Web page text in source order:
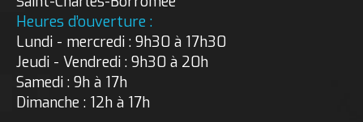
Heures d’ouverture :
Lundi - mercredi : 9h30 à 17h30
Jeudi - Vendredi : 9h30 à 20h
Samedi : 9h à 17h
Dimanche : 12h à 17h